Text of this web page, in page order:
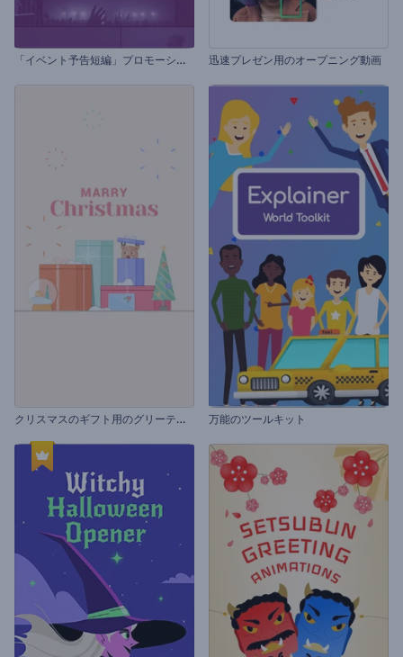
「
イベント予告短編」プロモーションビデオセット 迅速プレゼン用のオープニング動画
ク
リスマスのギフト用のグリーティングカード 万能のツールキット